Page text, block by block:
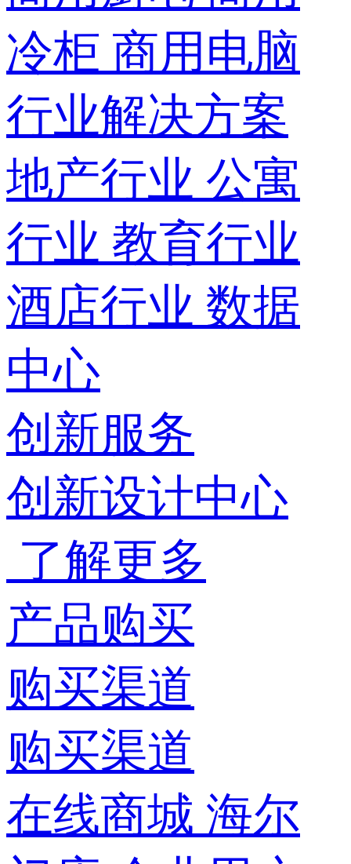
冷柜 商用电脑
行业解决方案
地产行业 公寓
行业 教育行业
酒店行业 数据
中心
创新服务
创新设计中心
了解更多
产品购买
购买渠道
购买渠道
在线商城 海尔